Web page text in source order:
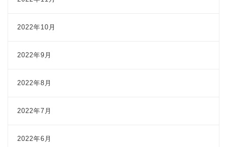
2022年10月
2022年9月
2022年8月
2022年7月
2022年6月